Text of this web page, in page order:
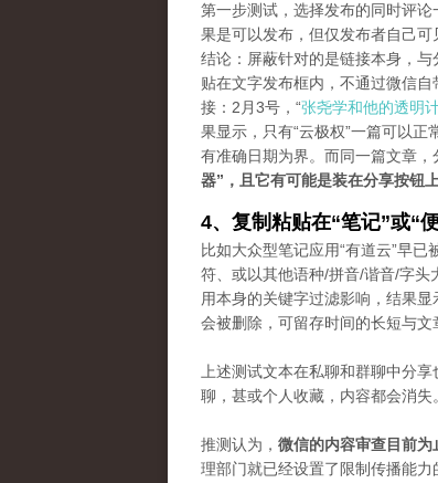
第一步测试，选择发布的同时评论
果是可以发布，但仅发布者自己可
结论：屏蔽针对的是链接本身，
贴在文字发布框内，不通过微信
接：2月3号，“张尧学和他的透明
果显示，只有“云极权”一篇可以
有准确日期为界。而同一篇文章，
器”，且它有可能是装在分享按钮
4、复制粘贴在“笔记”或“
比如大众型笔记应用“有道云”早
符、或以其他语种/拼音/谐音/字头
用本身的关键字过滤影响，结果
会被删除，可留存时间的长短与文
上述测试文本在私聊和群聊中分
聊，甚或个人收藏，内容都会消失。
推测认为， 微信的内容审查目前为
理部门就已经设置了限制传播能